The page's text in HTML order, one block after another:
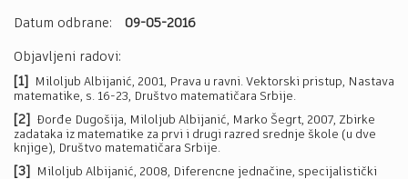
Datum odbrane: 09-05-2016
Objavljeni radovi:
[1]
Miloljub Albijanić, 2001, Prava u ravni. Vektorski pristup, Nastava
matematike, s. 16-23, Društvo matematičara Srbije.
[2]
Đorđe Dugošija, Miloljub Albijanić, Marko Šegrt, 2007, Zbirke
zadataka iz matematike za prvi i drugi razred srednje škole (u dve
knjige), Društvo matematičara Srbije.
[3]
Miloljub Albijanić, 2008, Diferencne jednačine, specijalistički